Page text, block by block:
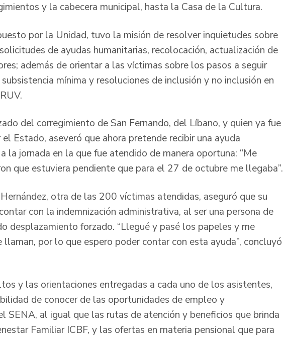
y la cabecera municipal, hasta la Casa de la Cultura.
por la Unidad, tuvo la misión de resolver inquietudes sobre
de ayudas humanitarias, recolocación, actualización de
además de orientar a las víctimas sobre los pasos a seguir
mínima y resoluciones de inclusión y no inclusión en
del corregimiento de San Fernando, del Líbano, y quien ya fue
Estado, aseveró que ahora pretende recibir una ayuda
la jornada en la que fue atendido de manera oportuna: “Me
que estuviera pendiente que para el 27 de octubre me llegaba”.
otra de las 200 víctimas atendidas, aseguró que su
con la indemnización administrativa, al ser una persona de
desplazamiento forzado. “Llegué y pasé los papeles y me
llaman, por lo que espero poder contar con esta ayuda”, concluyó
y las orientaciones entregadas a cada uno de los asistentes,
de conocer de las oportunidades de empleo y
SENA, al igual que las rutas de atención y beneficios que brinda
Familiar ICBF, y las ofertas en materia pensional que para